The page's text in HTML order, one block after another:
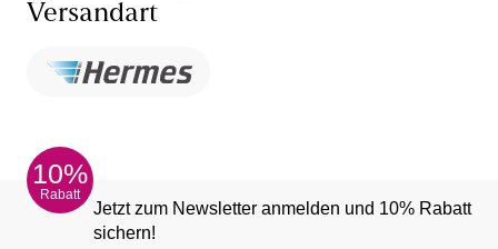
Versandart
10%
Rabatt
Jetzt zum Newsletter anmelden und 10% Rabatt
sichern!